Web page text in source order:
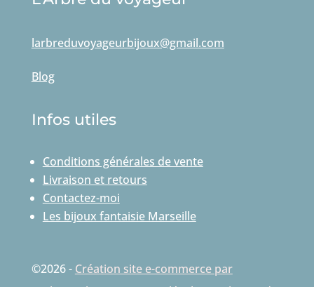
larbreduvoyageurbijoux@gmail.com
Blog
Infos utiles
Conditions générales de vente
Livraison et retours
Contactez-moi
Les bijoux fantaisie Marseille
©2026 - Création site e-commerce par